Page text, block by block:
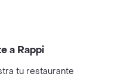
a Rappi
tu restaurante